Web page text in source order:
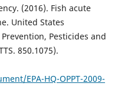
(2016). Fish acute
United States
Pesticides and
850.1075).
EPA-HQ-OPPT-2009-